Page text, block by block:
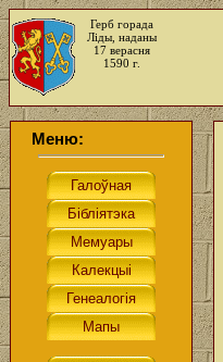
Герб горада
Ліды, наданы
17 верасня
1590 г.
Меню: